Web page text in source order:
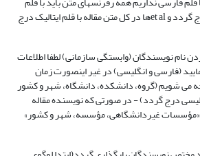
انگلیسی و سال میلادی درج گردد و et alها در کل متن مقاله با قلم ایتالیک درج
نویسندگان (وابستگی سازمانی) لطفا اطلاعات
(فارسی و انگلیسی) در غیر اینصورت زمان
می شویم (گروه، دانشکده، دانشگاه، شهر و کشور
درج گردد) - در صورتی که نویسنده مقاله
غیردانشگاهی، مؤسسه، شهر و کشور»